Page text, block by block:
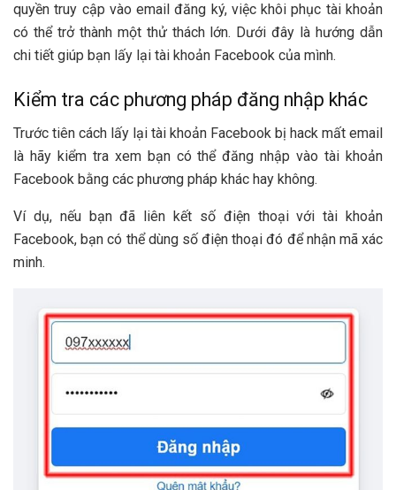
quyền truy cập vào email đăng ký, việc khôi phục tài khoản
có thể trở thành một thử thách lớn. Dưới đây là hướng dẫn
chi tiết giúp bạn lấy lại tài khoản Facebook của mình.
Kiểm tra các phương pháp đăng nhập khác
Trước tiên cách lấy lại tài khoản Facebook bị hack mất email
là hãy kiểm tra xem bạn có thể đăng nhập vào tài khoản
Facebook bằng các phương pháp khác hay không.
Ví dụ, nếu bạn đã liên kết số điện thoại với tài khoản
Facebook, bạn có thể dùng số điện thoại đó để nhận mã xác
minh.